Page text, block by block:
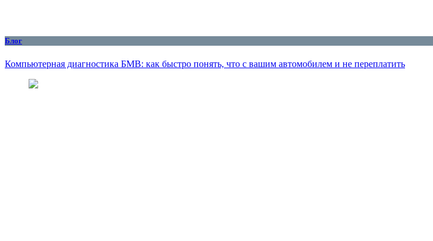
Блог
Компьютерная диагностика БМВ: как быстро понять, что с вашим автомобилем и не переплатить